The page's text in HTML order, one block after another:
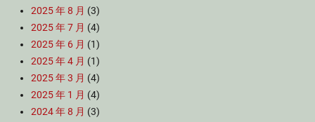
2025 年 8 月 (3)
2025 年 7 月 (4)
2025 年 6 月 (1)
2025 年 4 月 (1)
2025 年 3 月 (4)
2025 年 1 月 (4)
2024 年 8 月 (3)